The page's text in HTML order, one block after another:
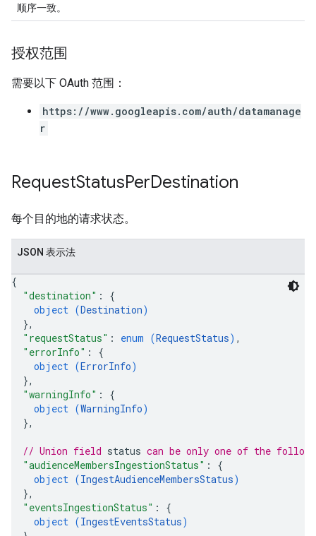
顺序一致。
授权范围
需要以下 OAuth 范围：
https://www.googleapis.com/auth/datamanage
r
RequestStatusPerDestination
每个目的地的请求状态。
JSON 表示法
{
"destination" : {
object (Destination)
},
"requestStatus" : enum (RequestStatus) ,
"errorInfo" : {
object (ErrorInfo)
},
"warningInfo" : {
object (WarningInfo)
},
// Union field status can be only one of the
"audienceMembersIngestionStatus" : {
object (IngestAudienceMembersStatus)
},
"eventsIngestionStatus" : {
object (IngestEventsStatus)